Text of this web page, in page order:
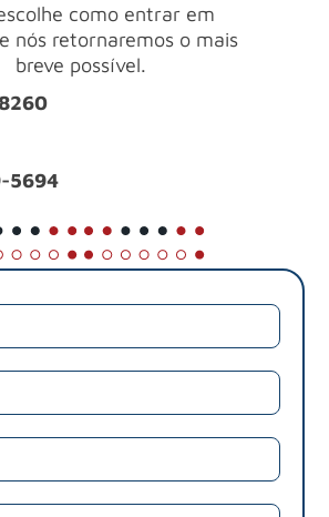
como entrar em
nós retornaremos o mais
breve possível.
5694